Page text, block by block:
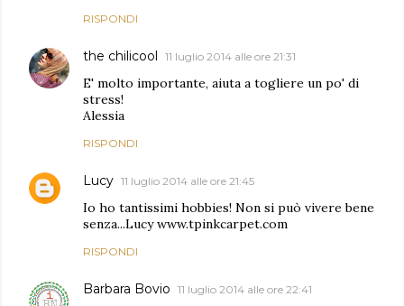
RISPONDI
the chilicool 11 luglio 2014 alle ore 21:31
E' molto importante, aiuta a togliere un po' di
stress!
Alessia
RISPONDI
Lucy 11 luglio 2014 alle ore 21:45
Io ho tantissimi hobbies! Non si può vivere bene
senza...Lucy www.tpinkcarpet.com
RISPONDI
Barbara Bovio 11 luglio 2014 alle ore 22:41